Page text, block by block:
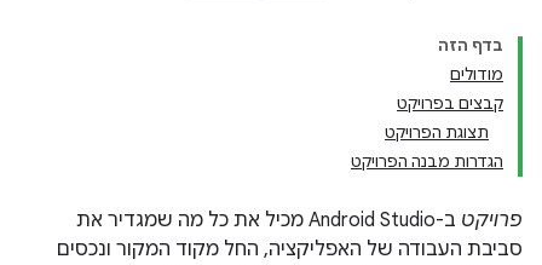
בדף הזה
מודולים
קבצים בפרויקט
תצוגת הפרויקט
הגדרות מבנה הפרויקט
פרויקט
ב-Android Studio מכיל את כל מה שמגדיר את
סביבת העבודה של האפליקציה, החל מקוד המקור ונכסים